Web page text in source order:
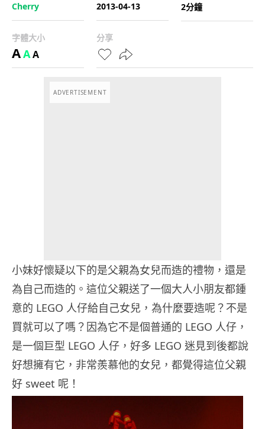
Cherry
2013-04-13
2分鐘
字體大小
AAA
分享
ADVERTISEMENT
小妹好懷疑以下的是父親為女兒而造的禮物，還是
為自己而造的。這位父親送了一個大人小朋友都鍾
意的 LEGO 人仔給自己女兒，為什麼要造呢？不是
買就可以了嗎？因為它不是個普通的 LEGO 人仔，
是一個巨型 LEGO 人仔，好多 LEGO 迷見到後都說
好想擁有它，非常羨慕他的女兒，都覺得這位父親
好 sweet 呢！